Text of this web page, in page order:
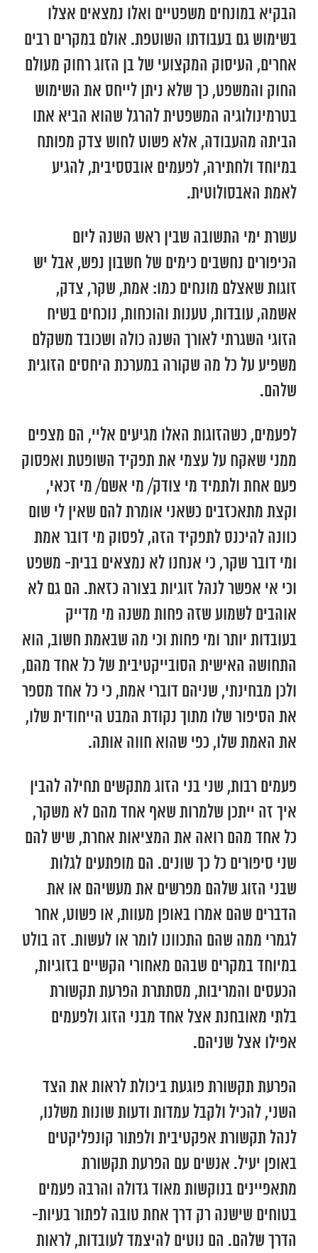
הבקיא במונחים משפטיים ואלו נמצאים אצלו
בשימוש גם בעבודתו השוטפת. אולם במקרים רבים
אחרים, העיסוק המקצועי של בן הזוג רחוק מעולם
החוק והמשפט, כך שלא ניתן לייחס את השימוש
בטרמינולוגיה המשפטית להרגל שהוא הביא אתו
הביתה מהעבודה, אלא פשוט לחוש צדק מפותח
במיוחד ולחתירה, לפעמים אובססיבית, להגיע
לאמת האבסולוטית.
עשרת ימי התשובה שבין ראש השנה ליום
הכיפורים נחשבים כימים של חשבון נפש, אבל יש
זוגות שאצלם מונחים כמו: אמת, שקר, צדק,
אשמה, עובדות, טענות והוכחות, נוכחים בשיח
הזוגי השגרתי לאורך השנה כולה ושכובד משקלם
משפיע על כל מה שקורה במערכת היחסים הזוגית
שלהם.
לפעמים, כשהזוגות האלו מגיעים אליי, הם מצפים
ממני שאקח על עצמי את תפקיד השופטת ואפסוק
פעם אחת ולתמיד מי צודק/ מי אשם/ מי זכאי,
וקצת מתאכזבים כשאני אומרת להם שאין לי שום
כוונה להיכנס לתפקיד הזה, לפסוק מי דובר אמת
ומי דובר שקר, כי אנחנו לא נמצאים בבית- משפט
וכי אי אפשר לנהל זוגיות בצורה כזאת. הם גם לא
אוהבים לשמוע שזה פחות משנה מי מדייק
בעובדות יותר ומי פחות וכי מה שבאמת חשוב, הוא
התחושה האישית הסובייקטיבית של כל אחד מהם,
ולכן מבחינתי, שניהם דוברי אמת, כי כל אחד מספר
את הסיפור שלו מתוך נקודת המבט הייחודית שלו,
את האמת שלו, כפי שהוא חווה אותה.
פעמים רבות, שני בני הזוג מתקשים תחילה להבין
איך זה ייתכן שלמרות שאף אחד מהם לא משקר,
כל אחד מהם רואה את המציאות אחרת, שיש להם
שני סיפורים כל כך שונים. הם מופתעים לגלות
שבני הזוג שלהם מפרשים את מעשיהם או את
הדברים שהם אמרו באופן מעוות, או פשוט, אחר
לגמרי ממה שהם התכוונו לומר או לעשות. זה בולט
במיוחד במקרים שבהם מאחורי הקשיים בזוגיות,
הכעסים והמריבות, מסתתרת הפרעת תקשורת
בלתי מאובחנת אצל אחד מבני הזוג ולפעמים
אפילו אצל שניהם.
הפרעת תקשורת פוגעת ביכולת לראות את הצד
השני, להכיל ולקבל עמדות ודעות שונות משלנו,
לנהל תקשורת אפקטיבית ולפתור קונפליקטים
באופן יעיל. אנשים עם הפרעת תקשורת
מתאפיינים בנוקשות מאוד גדולה והרבה פעמים
בטוחים שישנה רק דרך אחת טובה לפתור בעיות-
הדרך שלהם. הם נוטים להיצמד לעובדות, לראות